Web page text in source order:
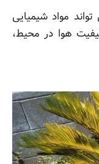
مواد شیمیایی
هوا در محیط،